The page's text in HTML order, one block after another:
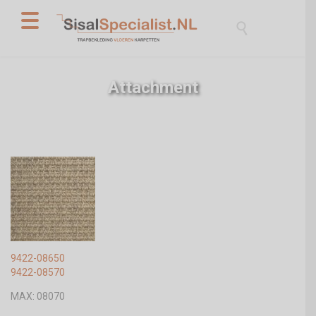
Attachment
9422-08650
9422-08570
MAX: 08070